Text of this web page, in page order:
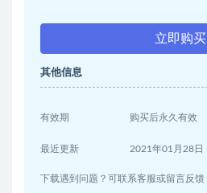
立即购买
其他信息
有效期 购买后永久有效
最近更新 2021年01月28日
下载遇到问题？可联系客服或留言反馈